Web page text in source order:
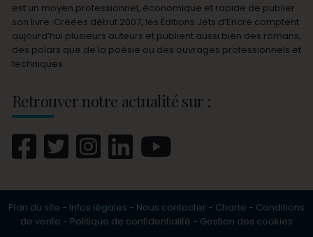
est un moyen professionnel, économique et rapide de publier
son livre. Créées début 2007, les Éditions Jets d’Encre comptent
aujourd’hui plusieurs auteurs et publient aussi bien des romans,
des polars que de la poésie ou des ouvrages professionnels et
techniques.
Retrouver notre actualité sur :
Plan du site - Infos légales - Nous contacter - Charte - Conditions
de vente - Politique de confidentialité - Gestion des cookies